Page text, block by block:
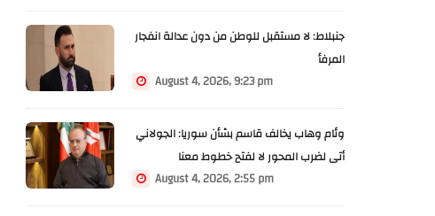
جنبلاط: لا مستقبل للوطن من دون عدالة انفجار
المرفأ
August 4, 2026, 9:23 pm
وئام وهاب يخالف قاسم بشأن سوريا: الجولاني
أتى لضرب المحور لا لفتح خطوط معنا
August 4, 2026, 2:55 pm